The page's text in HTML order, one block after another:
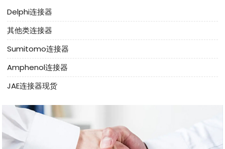
Delphi连接器
其他类连接器
Sumitomo连接器
Amphenol连接器
JAE连接器现货